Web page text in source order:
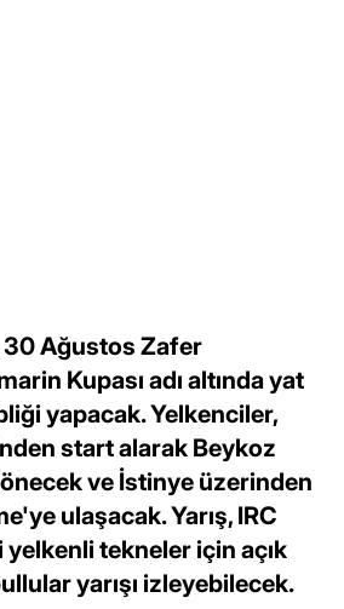
30 Ağustos Zafer
Kupası adı altında yat
yapacak. Yelkenciler,
start alarak Beykoz
ve İstinye üzerinden
ulaşacak. Yarış, IRC
yelkenli tekneler için açık
yarışı izleyebilecek.